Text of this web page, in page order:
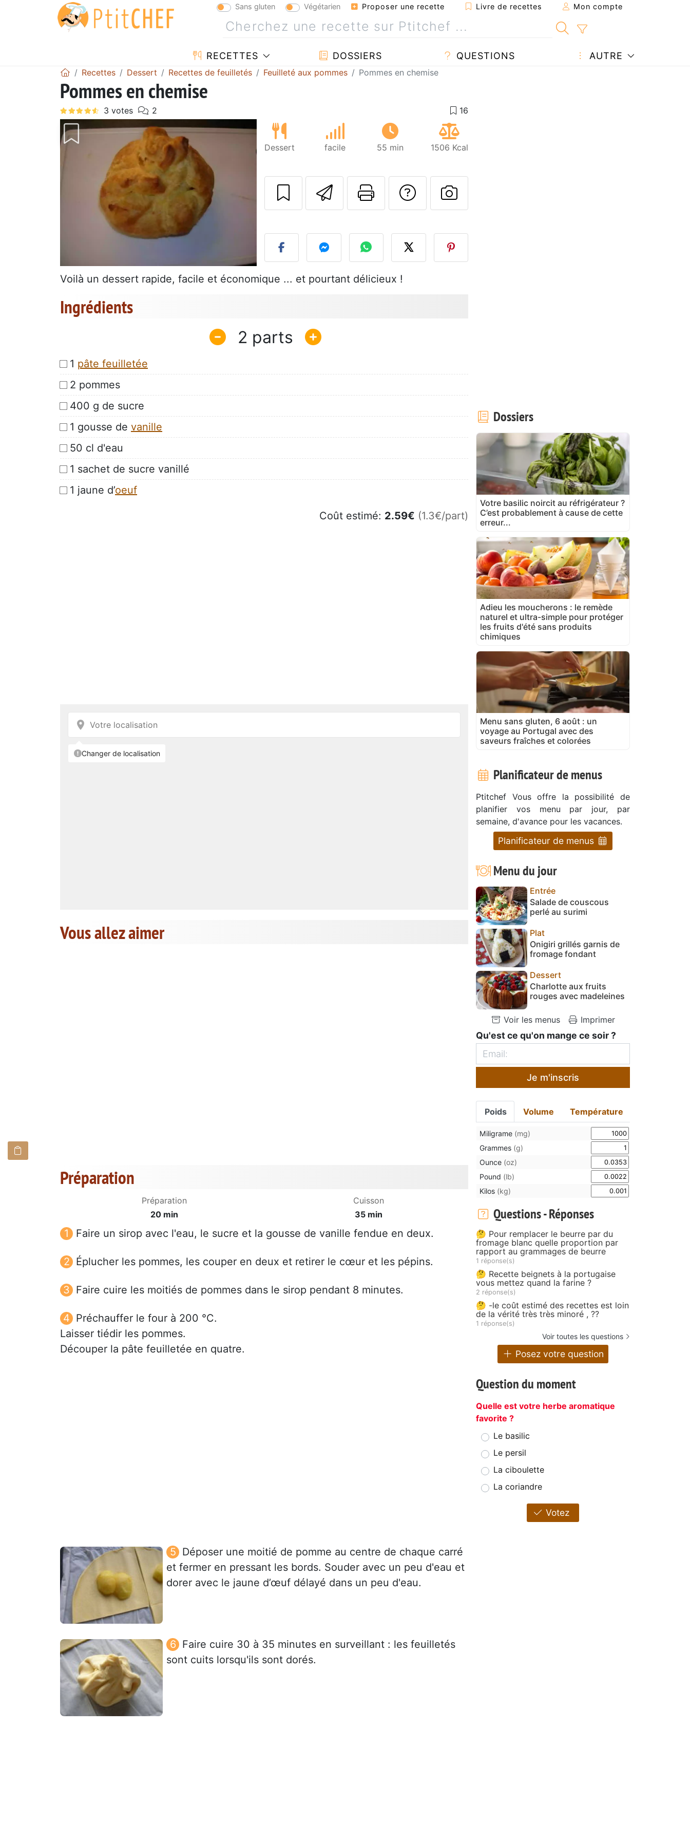
Sans gluten Végétarien Proposer une recette Livre de recettes Mon compte
RECETTES DOSSIERS QUESTIONS AUTRE
Recettes Dessert Recettes de feuilletés Feuilleté aux pommes Pommes en chemise
Pommes en chemise
Dessert facile 55 min 1506 Kcal
Envoyer cette recette à un ami
Imprimer cette page
Poser une question à l'auteur
Publier votre photo de cette
Voilà un dessert rapide, facile et économique ... et pourtant délicieux !
Ingrédients
2
1 pâte feuilletée
2 pommes
400 g de sucre
1 gousse de vanille
50 cl d'eau
1 sachet de sucre vanillé
1 jaune d’oeuf
Coût estimé: 2.59€ (1.3€/part)
Vous allez aimer
Préparation
Préparation
20 min
Cuisson
35 min
Faire un sirop avec l'eau, le sucre et la gousse de vanille fendue en deux.
Éplucher les pommes, les couper en deux et retirer le cœur et les pépins.
Faire cuire les moitiés de pommes dans le sirop pendant 8 minutes.
Préchauffer le four à 200 °C.
Laisser tiédir les pommes.
Découper la pâte feuilletée en quatre.
Déposer une moitié de pomme au centre de chaque carré
et fermer en pressant les bords. Souder avec un peu d'eau et
dorer avec le jaune d’œuf délayé dans un peu d'eau.
Faire cuire 30 à 35 minutes en surveillant : les feuilletés
sont cuits lorsqu'ils sont dorés.
Dossiers
Votre basilic noircit au réfrigérateur ?
C’est probablement à cause de cette
erreur...
Adieu les moucherons : le remède
naturel et ultra-simple pour protéger
les fruits d'été sans produits
chimiques
Menu sans gluten, 6 août : un
voyage au Portugal avec des
saveurs fraîches et colorées
Planificateur de menus
Ptitchef Vous offre la possibilité de
planifier vos menu par jour, par
semaine, d'avance pour les vacances.
Planificateur de menus
Menu du jour
Entrée
Salade de couscous
perlé au surimi
Plat
Onigiri grillés garnis de
fromage fondant
Dessert
Charlotte aux fruits
rouges avec madeleines
Voir les menus Imprimer
Qu'est ce qu'on mange ce soir ?
Je m'inscris
Poids Volume Température
Miligrame (mg)
Grammes (g)
Ounce (oz)
Pound (lb)
Kilos (kg)
Questions - Réponses
🤔 Pour remplacer le beurre par du
fromage blanc quelle proportion par
rapport au grammages de beurre
1 réponse(s)
🤔 Recette beignets à la portugaise
vous mettez quand la farine ?
2 réponse(s)
🤔 -le coût estimé des recettes est loin
de la vérité très très minoré , ??
1 réponse(s)
Voir toutes les questions
Posez votre question
Question du moment
Quelle est votre herbe aromatique
favorite ?
Le basilic
Le persil
La ciboulette
La coriandre
Votez